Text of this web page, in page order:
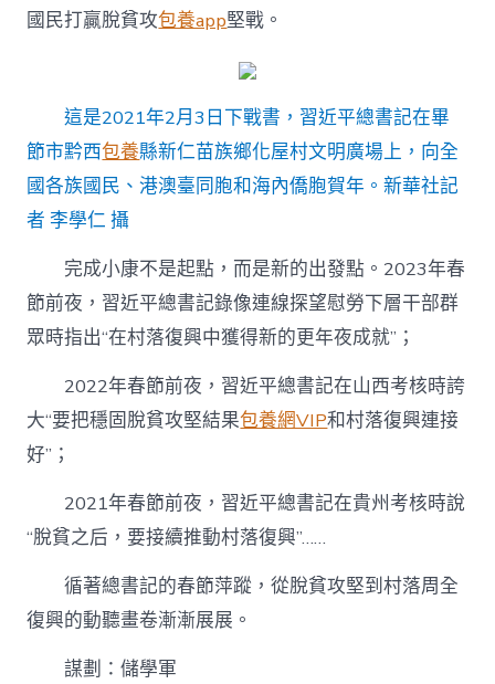
國民打贏脫貧攻包養app堅戰。
這是2021年2月3日下戰書，習近平總書記在畢
節市黔西包養縣新仁苗族鄉化屋村文明廣場上，向全
國各族國民、港澳臺同胞和海內僑胞賀年。新華社記
者 李學仁 攝
完成小康不是起點，而是新的出發點。2023年春
節前夜，習近平總書記錄像連線探望慰勞下層干部群
眾時指出“在村落復興中獲得新的更年夜成就”；
2022年春節前夜，習近平總書記在山西考核時誇
大“要把穩固脫貧攻堅結果包養網VIP和村落復興連接
好”；
2021年春節前夜，習近平總書記在貴州考核時說
“脫貧之后，要接續推動村落復興”……
循著總書記的春節萍蹤，從脫貧攻堅到村落周全
復興的動聽畫卷漸漸展展。
謀劃：儲學軍